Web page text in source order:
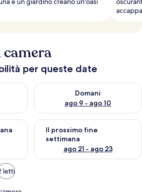
camera
per queste date
questa sera, ago 8 - ago 9
Domani
ago 9 - ago 10
Verifica la disponibilità per
questo fine settimana, ago 14 -
Il prossimo fine
settimana
ago 21 - ago 23
Verifica la disponibilità per il
letti